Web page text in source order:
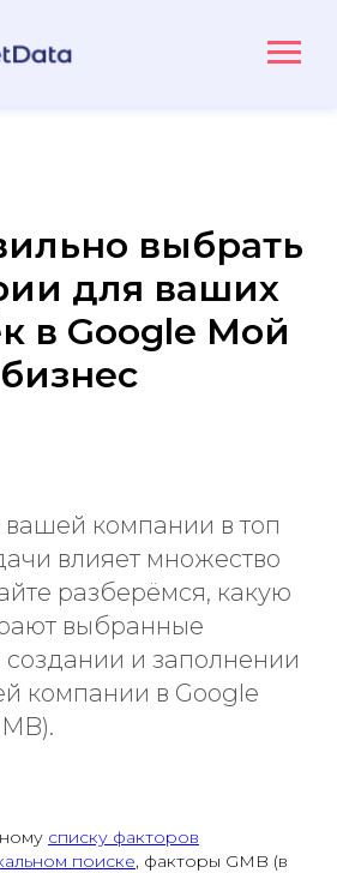
выбрать
для ваших
в Google Мой
бизнес
компании в топ
влияет множество
разберёмся, какую
выбранные
создании и заполнении
компании в Google
списку факторов
поиске, факторы GMB (в